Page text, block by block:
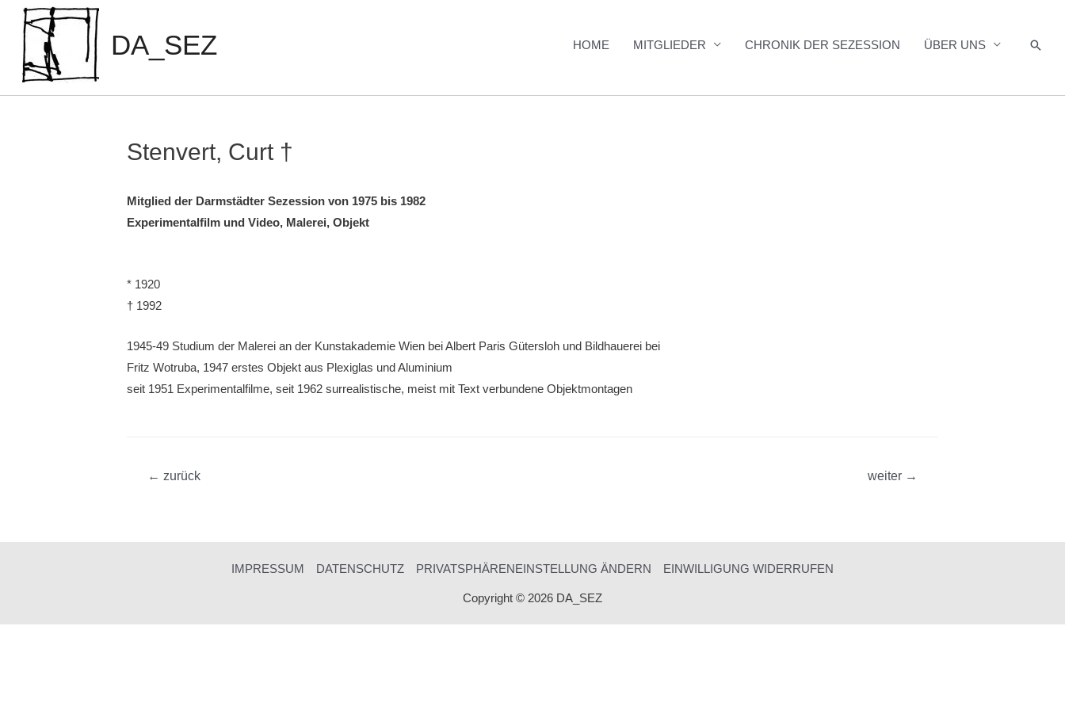
Inhalt
springen
DA_SEZ HOME MITGLIEDER CHRONIK DER SEZESSION ÜBER UNS
Stenvert, Curt †
Mitglied der Darmstädter Sezession von 1975 bis 1982
Experimentalfilm und Video, Malerei, Objekt
* 1920
† 1992
1945-­49 Studium der Malerei an der Kunstakademie Wien bei Albert Paris Gütersloh und Bildhauerei bei
Fritz Wotruba, 1947 erstes Objekt aus Plexi­glas und Aluminium
seit 1951 Experimentalfilme, seit 1962 surrealistische, meist mit Text verbun­dene Objektmontagen
Beitragsnavigation
← zurück weiter →
IMPRESSUM DATENSCHUTZ PRIVATSPHÄRENEINSTELLUNG ÄNDERN EINWILLIGUNG WIDERRUFEN
Copyright © 2026 DA_SEZ